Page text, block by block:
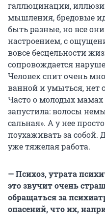
галлюцинации,
мышления, бредовые
быть разные, но все
настроением, с
вовсе бесцельности
сопровождается
Человек спит очень
ванной и умыться, нет
Часто о молодых мамах
запустила: волосы
сальная». А у нее
поухаживать за собой.
уже тяжелая работа.
— Психоз, утрата
это звучит очень
обращаться за
опасений, что их,